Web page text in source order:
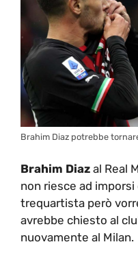
Brahim Diaz potrebbe
Brahim Diaz al Real
non riesce ad
trequartista però
avrebbe chiesto al
nuovamente al Milan.